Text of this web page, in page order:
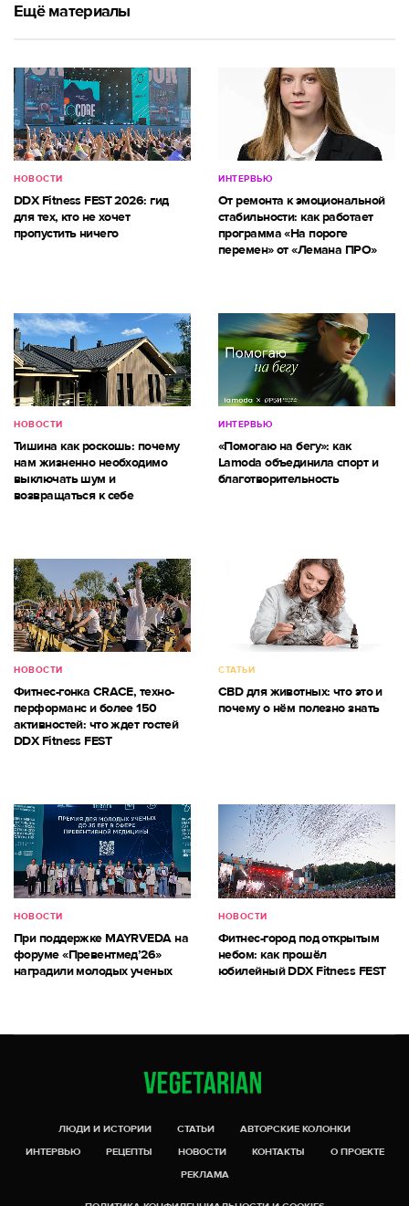
Ещё материалы
НОВОСТИ
DDX Fitness FEST 2026: гид
для тех, кто не хочет
пропустить ничего
ИНТЕРВЬЮ
От ремонта к эмоциональной
стабильности: как работает
программа «На пороге
перемен» от «Лемана ПРО»
НОВОСТИ
Тишина как роскошь: почему
нам жизненно необходимо
выключать шум и
возвращаться к себе
ИНТЕРВЬЮ
«Помогаю на бегу»: как
Lamoda объединила спорт и
благотворительность
НОВОСТИ
Фитнес-гонка CRACE, техно-
перформанс и более 150
активностей: что ждет гостей
DDX Fitness FEST
СТАТЬИ
CBD для животных: что это и
почему о нём полезно знать
НОВОСТИ
При поддержке MAYRVEDA на
форуме «Превентмед’26»
наградили молодых ученых
НОВОСТИ
Фитнес-город под открытым
небом: как прошёл
юбилейный DDX Fitness FEST
ЛЮДИ И ИСТОРИИ СТАТЬИ
АВТОРСКИЕ КОЛОНКИ
ИНТЕРВЬЮ
РЕЦЕПТЫ НОВОСТИ КОНТАКТЫ
О ПРОЕКТЕ
РЕКЛАМА